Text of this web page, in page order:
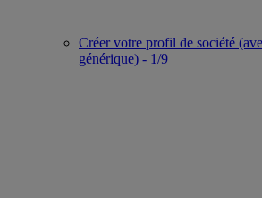
Créer votre profil de société
générique) - 1/9